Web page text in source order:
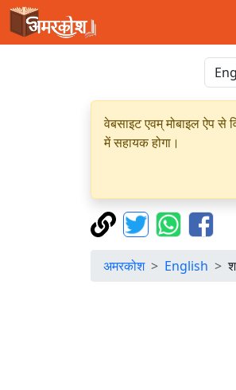
वेबसाइट एवम् मोबाइल ऐप से
में सहायक होगा।
अमरकोश English